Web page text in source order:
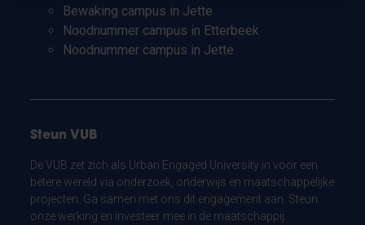
Bewaking campus in Jette
Noodnummer campus in Etterbeek
Noodnummer campus in Jette
Steun VUB
De VUB zet zich als Urban Engaged University in voor een
betere wereld via onderzoek, onderwijs en maatschappelijke
projecten. Ga samen met ons dit engagement aan. Steun
onze werking en investeer mee in de maatschappij.